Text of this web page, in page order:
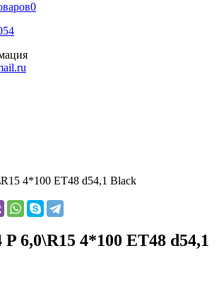
0
4*100 ET48 d54,1 Black
6,0\R15 4*100 ET48 d54,1